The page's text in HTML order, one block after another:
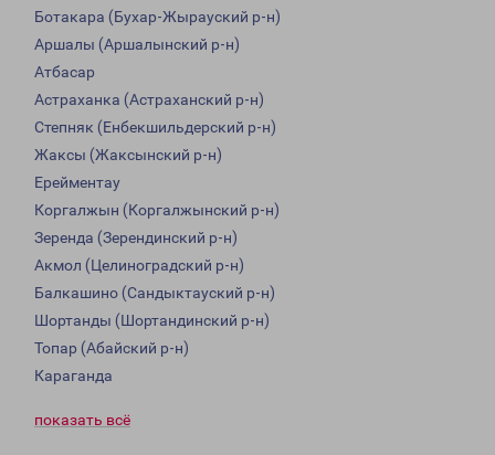
Ботакара (Бухар-Жырауский р-н)
Аршалы (Аршалынский р-н)
Атбасар
Астраханка (Астраханский р-н)
Степняк (Енбекшильдерский р-н)
Жаксы (Жаксынский р-н)
Ерейментау
Коргалжын (Коргалжынский р-н)
Зеренда (Зерендинский р-н)
Акмол (Целиноградский р-н)
Балкашино (Сандыктауский р-н)
Шортанды (Шортандинский р-н)
Топар (Абайский р-н)
Караганда
показать всё